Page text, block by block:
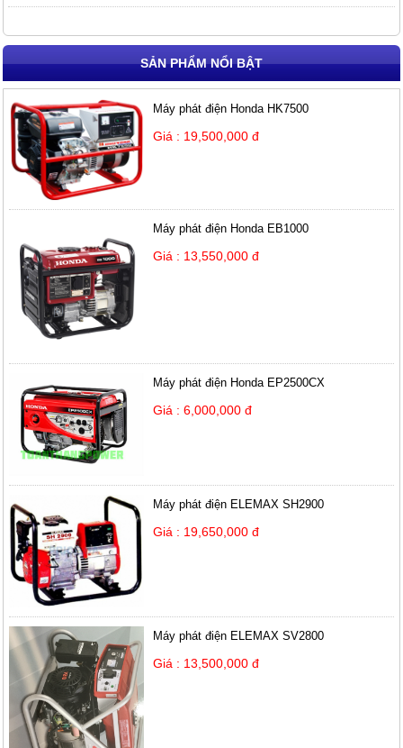
SẢN PHẨM NỔI BẬT
Máy phát điện Honda HK7500
Giá : 19,500,000 đ
Máy phát điện Honda EB1000
Giá : 13,550,000 đ
Máy phát điện Honda EP2500CX
Giá : 6,000,000 đ
Máy phát điện ELEMAX SH2900
Giá : 19,650,000 đ
Máy phát điện ELEMAX SV2800
Giá : 13,500,000 đ